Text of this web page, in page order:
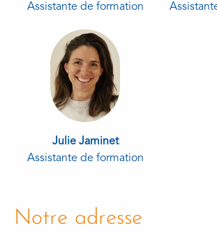
Assistante de formation
Julie Jaminet
Assistante de formation
Notre adresse